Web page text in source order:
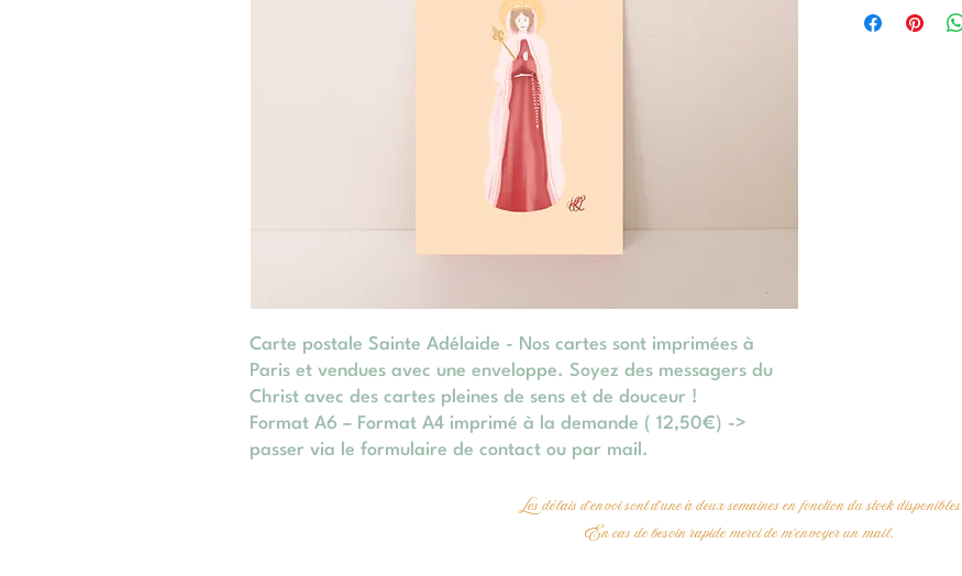
Carte postale Sainte Adélaide - Nos cartes sont imprimées à
Paris et vendues avec une enveloppe. Soyez des messagers du
Christ avec des cartes pleines de sens et de douceur !
Format A6 – Format A4 imprimé à la demande ( 12,50€) ->
passer via le formulaire de contact ou par mail.
Les délais d'envoi sont d'une à deux semaines en fonction du stock disponibles
En cas de besoin rapide merci de m'envoyer un mail.